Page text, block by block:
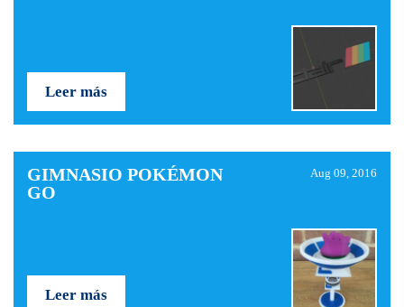
Leer más
GIMNASIO POKÉMON
GO
Aug 09, 2016
Leer más